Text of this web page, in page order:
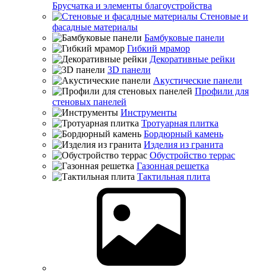
Брусчатка и элементы благоустройства
Стеновые и
фасадные материалы
Бамбуковые панели
Гибкий мрамор
Декоративные рейки
3D панели
Акустические панели
Профили для
стеновых панелей
Инструменты
Тротуарная плитка
Бордюрный камень
Изделия из гранита
Обустройство террас
Газонная решетка
Тактильная плита